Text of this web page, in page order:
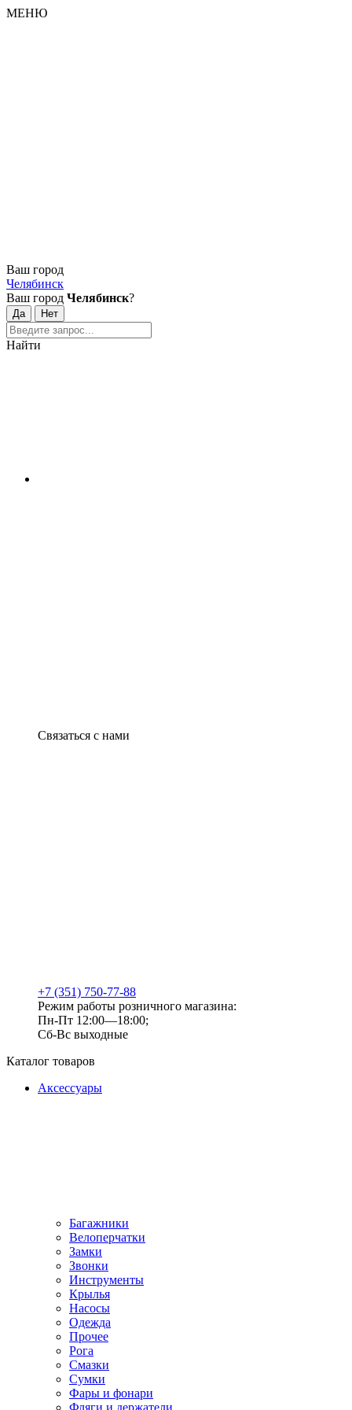
МЕНЮ
Ваш город
Челябинск
Ваш город Челябинск?
Найти
Связаться с нами
+7 (351) 750-77-88
Режим работы розничного магазина:
Пн-Пт 12:00—18:00;
Сб-Вс выходные
Каталог товаров
Аксессуары
Багажники
Велоперчатки
Замки
Звонки
Инструменты
Крылья
Насосы
Одежда
Прочее
Рога
Смазки
Сумки
Фары и фонари
Фляги и держатели